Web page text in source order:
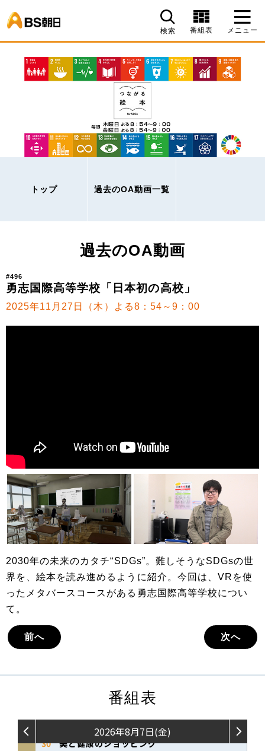
検索 番組表 メニュー
トップ 過去のOA動画一覧
過去のOA動画
#496
勇志国際高等学校「日本初の高校」
2025年11月27日（木）よる8：54～9：00
2030年の未来のカタチ“SDGs”。難しそうなSDGsの世
界を、絵本を読み進めるように紹介。今回は、VRを使
ったメタバースコースがある勇志国際高等学校につい
て。
前へ 次へ
番組表